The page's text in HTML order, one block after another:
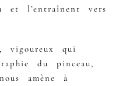
et l’entraînent vers
qui
du pinceau,
amène à